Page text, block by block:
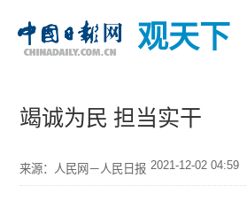
观天下
竭诚为民 担当实干
来源：人民网－人民日报 2021-12-02 04:59